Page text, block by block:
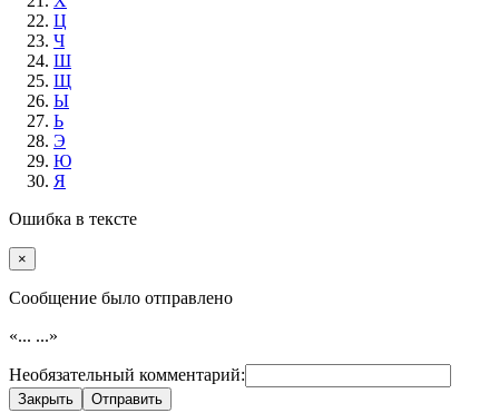
Ц
Ч
Ш
Щ
Ы
Ь
Э
Ю
Я
Ошибка в тексте
×
Cообщение было отправлено
«... ...»
Необязательный комментарий:
Закрыть Отправить